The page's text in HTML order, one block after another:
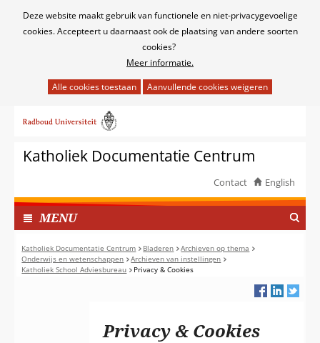
Cookies
Deze website maakt gebruik van functionele en niet-privacygevoelige
cookies. Accepteert u daarnaast ook de plaatsing van andere soorten
cookies?
Meer informatie.
het
van
cookies
deze
website
worden
toegestaan
of
geweigerd.
naar
inhoudKatholiek Documentatie Centrum
Contact English
MENUI
N
G
E
K
Katholiek Documentatie Centrum Bladeren
Archieven op thema
Onderwijs en wetenschappen
Archieven van instellingen
Katholiek School Adviesbureau
Privacy & Cookies
Privacy & Cookies